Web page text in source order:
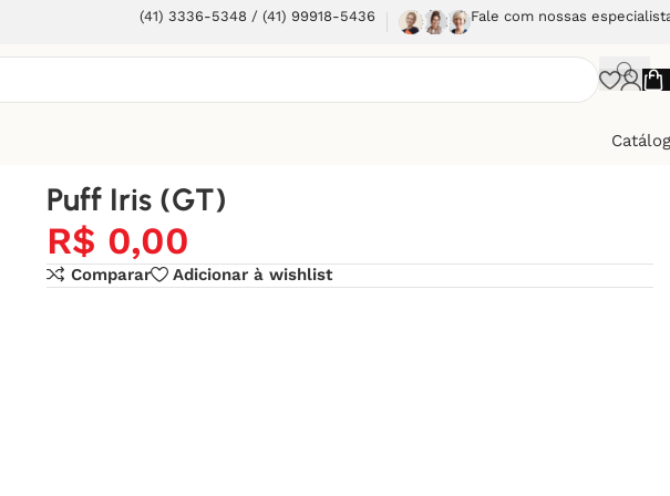
(41) 3336-5348 / (41) 99918-5436 Fale com nossas
Puff Iris (GT)
R$ 0,00
Comparar Adicionar à wishlist